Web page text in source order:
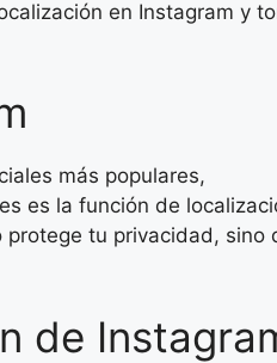
en Instagram y
más populares,
es la función de
tu privacidad, sino
de